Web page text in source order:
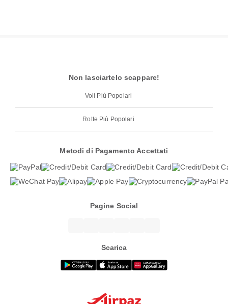
Non lasciartelo scappare!
Voli Più Popolari
Rotte Più Popolari
Metodi di Pagamento Accettati
Pagine Social
Scarica